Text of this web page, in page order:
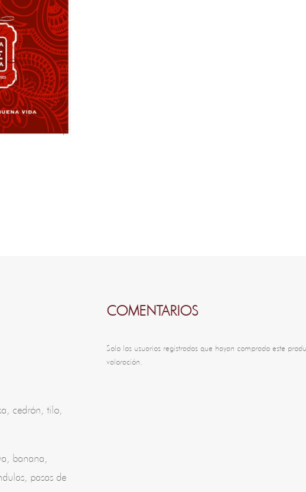
cedrón, tilo,
banana,
pasas de
COMENTARIOS
Solo los usuarios registrados que hayan comprado este
valoración.